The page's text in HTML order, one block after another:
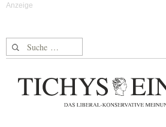
Suche nach: